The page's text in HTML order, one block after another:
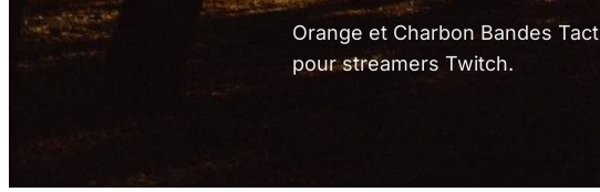
Orange et Charbon Bandes
pour streamers Twitch.